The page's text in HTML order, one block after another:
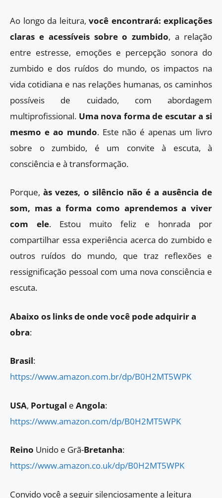
Ao longo da leitura, você encontrará: explicações
claras e acessíveis sobre o zumbido, a relação
entre estresse, emoções e percepção sonora do
zumbido e dos ruídos do mundo, os impactos na
vida cotidiana e nas relações humanas, os caminhos
possíveis de cuidado, com abordagem
multiprofissional. Uma nova forma de escutar a si
mesmo e ao mundo. Este não é apenas um livro
sobre o zumbido, é um convite à escuta, à
consciência e à transformação.
Porque,às vezes, o silêncio não é a ausência de
som, mas a forma como aprendemos a viver
com ele. Estou muito feliz e honrada por
compartilhar essa experiência acerca do zumbido e
outros ruídos do mundo, que traz reflexões e
ressignificação pessoal com uma nova consciência e
escuta.
Abaixo os links de onde você pode adquirir a
obra:
Brasil:
https://www.amazon.com.br/dp/B0H2MT5WPK
USA, Portugal e Angola:
https://www.amazon.com/dp/B0H2MT5WPK
Reino Unido e Grã-Bretanha:
https://www.amazon.co.uk/dp/B0H2MT5WPK
Convido você a seguir silenciosamente a leitura